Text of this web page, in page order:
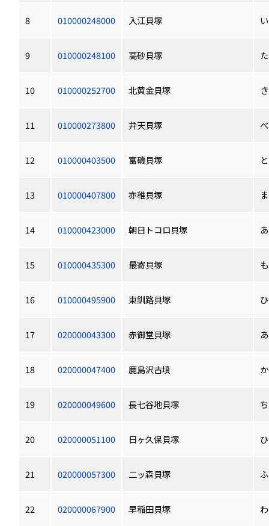
8 010000248000 入江貝塚
9 010000248100 高砂貝塚
10 010000252700 北黄金貝塚
11 010000273800 弁天貝塚
12 010000403500 富磯貝塚
13 010000407800 亦稚貝塚
14 010000423000 朝日トコロ貝塚
15 010000435300 最寄貝塚
16 010000495900 東釧路貝塚
17 020000043300 赤御堂貝塚
18 020000047400 鹿島沢古墳
19 020000049600 長七谷地貝塚
20 020000051100 日ヶ久保貝塚
21 020000057300 二ッ森貝塚
22 020000067900 早稲田貝塚